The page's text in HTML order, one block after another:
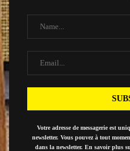
Votre adresse de messagerie est
newsletter. Vous pouvez à tout
dans la newsletter. En savoir plus